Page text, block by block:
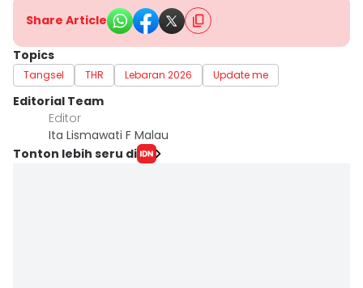
Share Article
Topics
Tangsel THR Lebaran 2026 Update me
Editorial Team
Editor
Ita Lismawati F Malau
Tonton lebih seru di